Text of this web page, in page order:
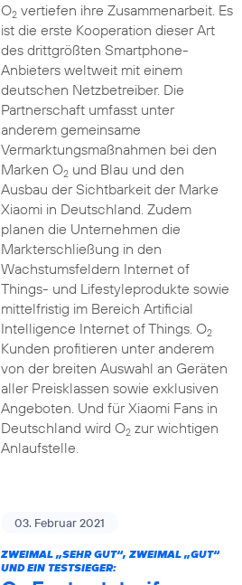
O2vertiefen ihre Zusammenarbeit. Es
ist die erste Kooperation dieser Art
des drittgrößten Smartphone-
Anbieters weltweit mit einem
deutschen Netzbetreiber. Die
Partnerschaft umfasst unter
anderem gemeinsame
Vermarktungsmaßnahmen bei den
Marken O2und Blau und den
Ausbau der Sichtbarkeit der Marke
Xiaomi in Deutschland. Zudem
planen die Unternehmen die
Markterschließung in den
Wachstumsfeldern Internet of
Things- und Lifestyleprodukte sowie
mittelfristig im Bereich Artificial
Intelligence Internet of Things. O2
Kunden profitieren unter anderem
von der breiten Auswahl an Geräten
aller Preisklassen sowie exklusiven
Angeboten. Und für Xiaomi Fans in
Deutschland wird O2zur wichtigen
Anlaufstelle.
03. Februar 2021
ZWEIMAL „SEHR GUT“, ZWEIMAL „GUT“
UND EIN TESTSIEGER: